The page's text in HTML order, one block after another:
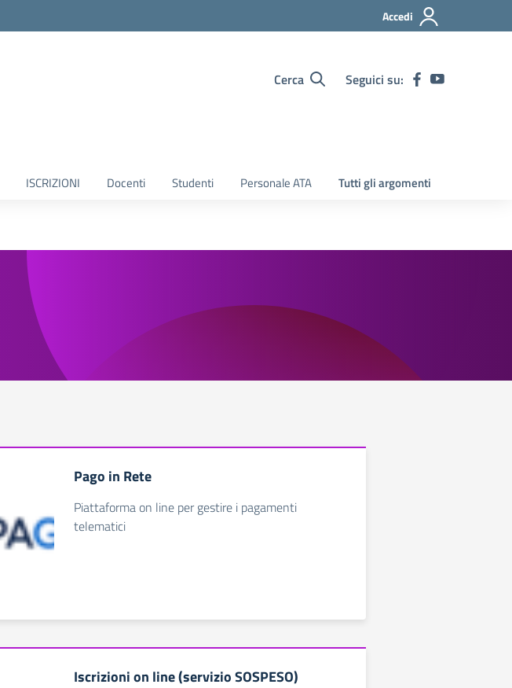
Accedi
Cerca Seguici su:
ISCRIZIONI Docenti Studenti Personale ATA Tutti gli argomenti
Pago in Rete
Piattaforma on line per gestire i pagamenti
telematici
Iscrizioni on line (servizio SOSPESO)